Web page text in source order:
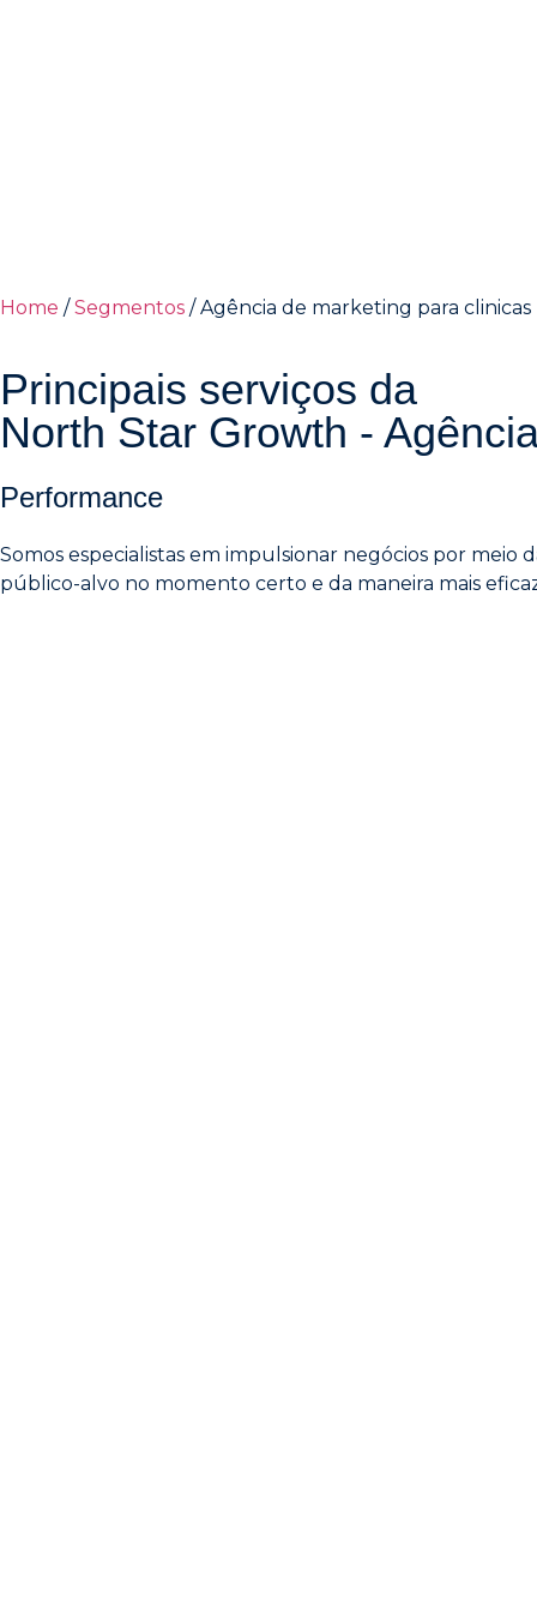
Home /Segmentos /Agência de marketing para clinicas
Principais serviços da
North Star Growth -
Performance
Somos especialistas em impulsionar negócios por meio
público-alvo no momento certo e da maneira mais